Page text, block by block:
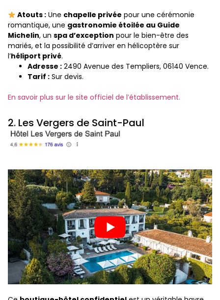
Atouts :Une chapelle privée pour une cérémonie
romantique, une gastronomie étoilée au Guide
Michelin, un spa d’exception pour le bien-être des
mariés, et la possibilité d’arriver en hélicoptère sur
l’héliport privé.
Adresse : 2490 Avenue des Templiers, 06140 Vence.
Tarif : Sur devis.
En savoir plus sur le site officiel de l’établissement.
2. Les Vergers de Saint-Paul